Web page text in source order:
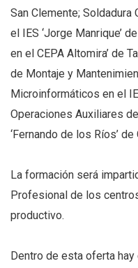
San Clemente;
el IES ‘Jorge Manrique’
en el CEPA Altomira’ de
de Montaje y
Microinformáticos en el
Operaciones Auxiliares
‘Fernando de los Ríos’ de
La formación será
Profesional de los
productivo.
Dentro de esta oferta